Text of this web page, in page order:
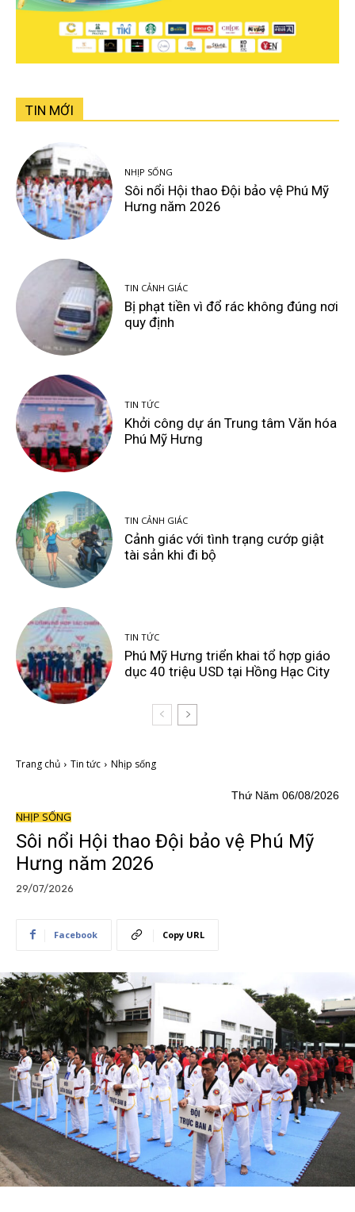
TIN MỚI
NHỊP SỐNG
Sôi nổi Hội thao Đội bảo vệ Phú Mỹ
Hưng năm 2026
TIN CẢNH GIÁC
Bị phạt tiền vì đổ rác không đúng nơi
quy định
TIN TỨC
Khởi công dự án Trung tâm Văn hóa
Phú Mỹ Hưng
TIN CẢNH GIÁC
Cảnh giác với tình trạng cướp giật
tài sản khi đi bộ
TIN TỨC
Phú Mỹ Hưng triển khai tổ hợp giáo
dục 40 triệu USD tại Hồng Hạc City